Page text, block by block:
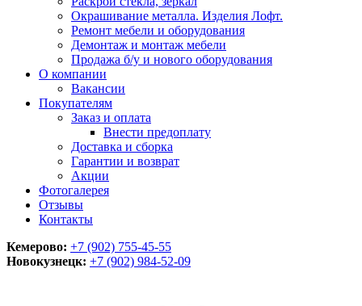
Окрашивание металла. Изделия Лофт.
Ремонт мебели и оборудования
Демонтаж и монтаж мебели
Продажа б/у и нового оборудования
О компании
Вакансии
Покупателям
Заказ и оплата
Внести предоплату
Доставка и сборка
Гарантии и возврат
Акции
Фотогалерея
Отзывы
Контакты
Кемерово: +7 (902) 755-45-55
Новокузнецк: +7 (902) 984-52-09